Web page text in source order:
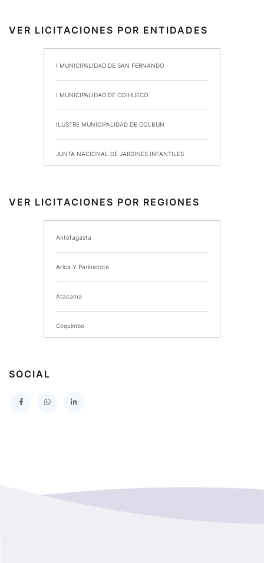
VER LICITACIONES POR ENTIDADES
I MUNICIPALIDAD DE SAN FERNANDO
I MUNICIPALIDAD DE COIHUECO
ILUSTRE MUNICIPALIDAD DE COLBUN
JUNTA NACIONAL DE JARDINES INFANTILES
I MUNICIPALIDAD DE CHIMBARONGO
INSTITUTO NACIONAL DE DEPORTES DE CHILE
SERVICIO DE SALUD DEL MAULE HOSPITAL DE
TALCA
I MUNICIPALIDAD DE PROVIDENCIA
SERVICIO DE SALUD TALCAHUANO HOSPITAL DE
GOBERNACION PROVINCIAL DE TALCA
VER LICITACIONES POR REGIONES
Antofagasta
Arica Y Parinacota
Atacama
Coquimbo
SOCIAL